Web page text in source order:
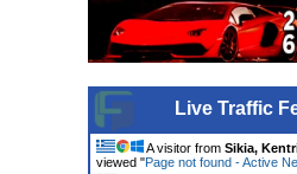
Live Traffic
A visitor from Sikia,
viewed "Page not found - Active